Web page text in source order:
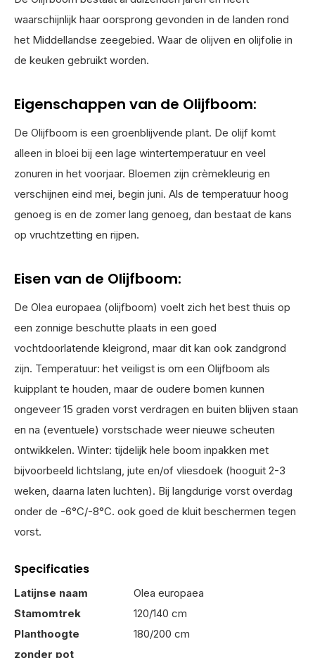
waarschijnlijk haar oorsprong gevonden in de landen rond
het Middellandse zeegebied. Waar de olijven en olijfolie in
de keuken gebruikt worden.
Eigenschappen van de Olijfboom:
De Olijfboom is een groenblijvende plant. De olijf komt
alleen in bloei bij een lage wintertemperatuur en veel
zonuren in het voorjaar. Bloemen zijn crèmekleurig en
verschijnen eind mei, begin juni. Als de temperatuur hoog
genoeg is en de zomer lang genoeg, dan bestaat de kans
op vruchtzetting en rijpen.
Eisen van de Olijfboom:
De Olea europaea (olijfboom) voelt zich het best thuis op
een zonnige beschutte plaats in een goed
vochtdoorlatende kleigrond, maar dit kan ook zandgrond
zijn. Temperatuur: het veiligst is om een Olijfboom als
kuipplant te houden, maar de oudere bomen kunnen
ongeveer 15 graden vorst verdragen en buiten blijven staan
en na (eventuele) vorstschade weer nieuwe scheuten
ontwikkelen. Winter: tijdelijk hele boom inpakken met
bijvoorbeeld lichtslang, jute en/of vliesdoek (hooguit 2-3
weken, daarna laten luchten). Bij langdurige vorst overdag
onder de -6°C/-8°C. ook goed de kluit beschermen tegen
vorst.
Specificaties
Latijnse naam
Olea europaea
Stamomtrek
120/140 cm
Planthoogte
zonder pot
180/200 cm